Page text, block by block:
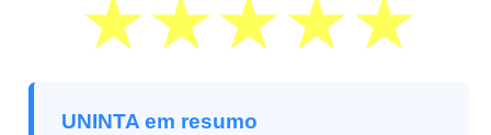
UNINTA em resumo